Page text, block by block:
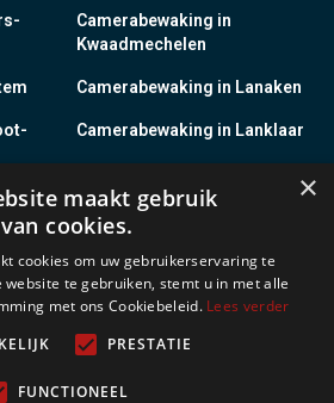
Camerabewaking in
Kwaadmechelen
Camerabewaking in Lanaken
Camerabewaking in Lanklaar
Camerabewaking in Lauw
Camerabewaking in
Leopoldsburg
Camerabewaking in Leut
Camerabewaking in Linkhout
×
maakt gebruik
van cookies.
cookies om uw gebruikerservaring te
te gebruiken, stemt u in met alle
met ons Cookiebeleid. Lees verder
PRESTATIE
FUNCTIONEEL